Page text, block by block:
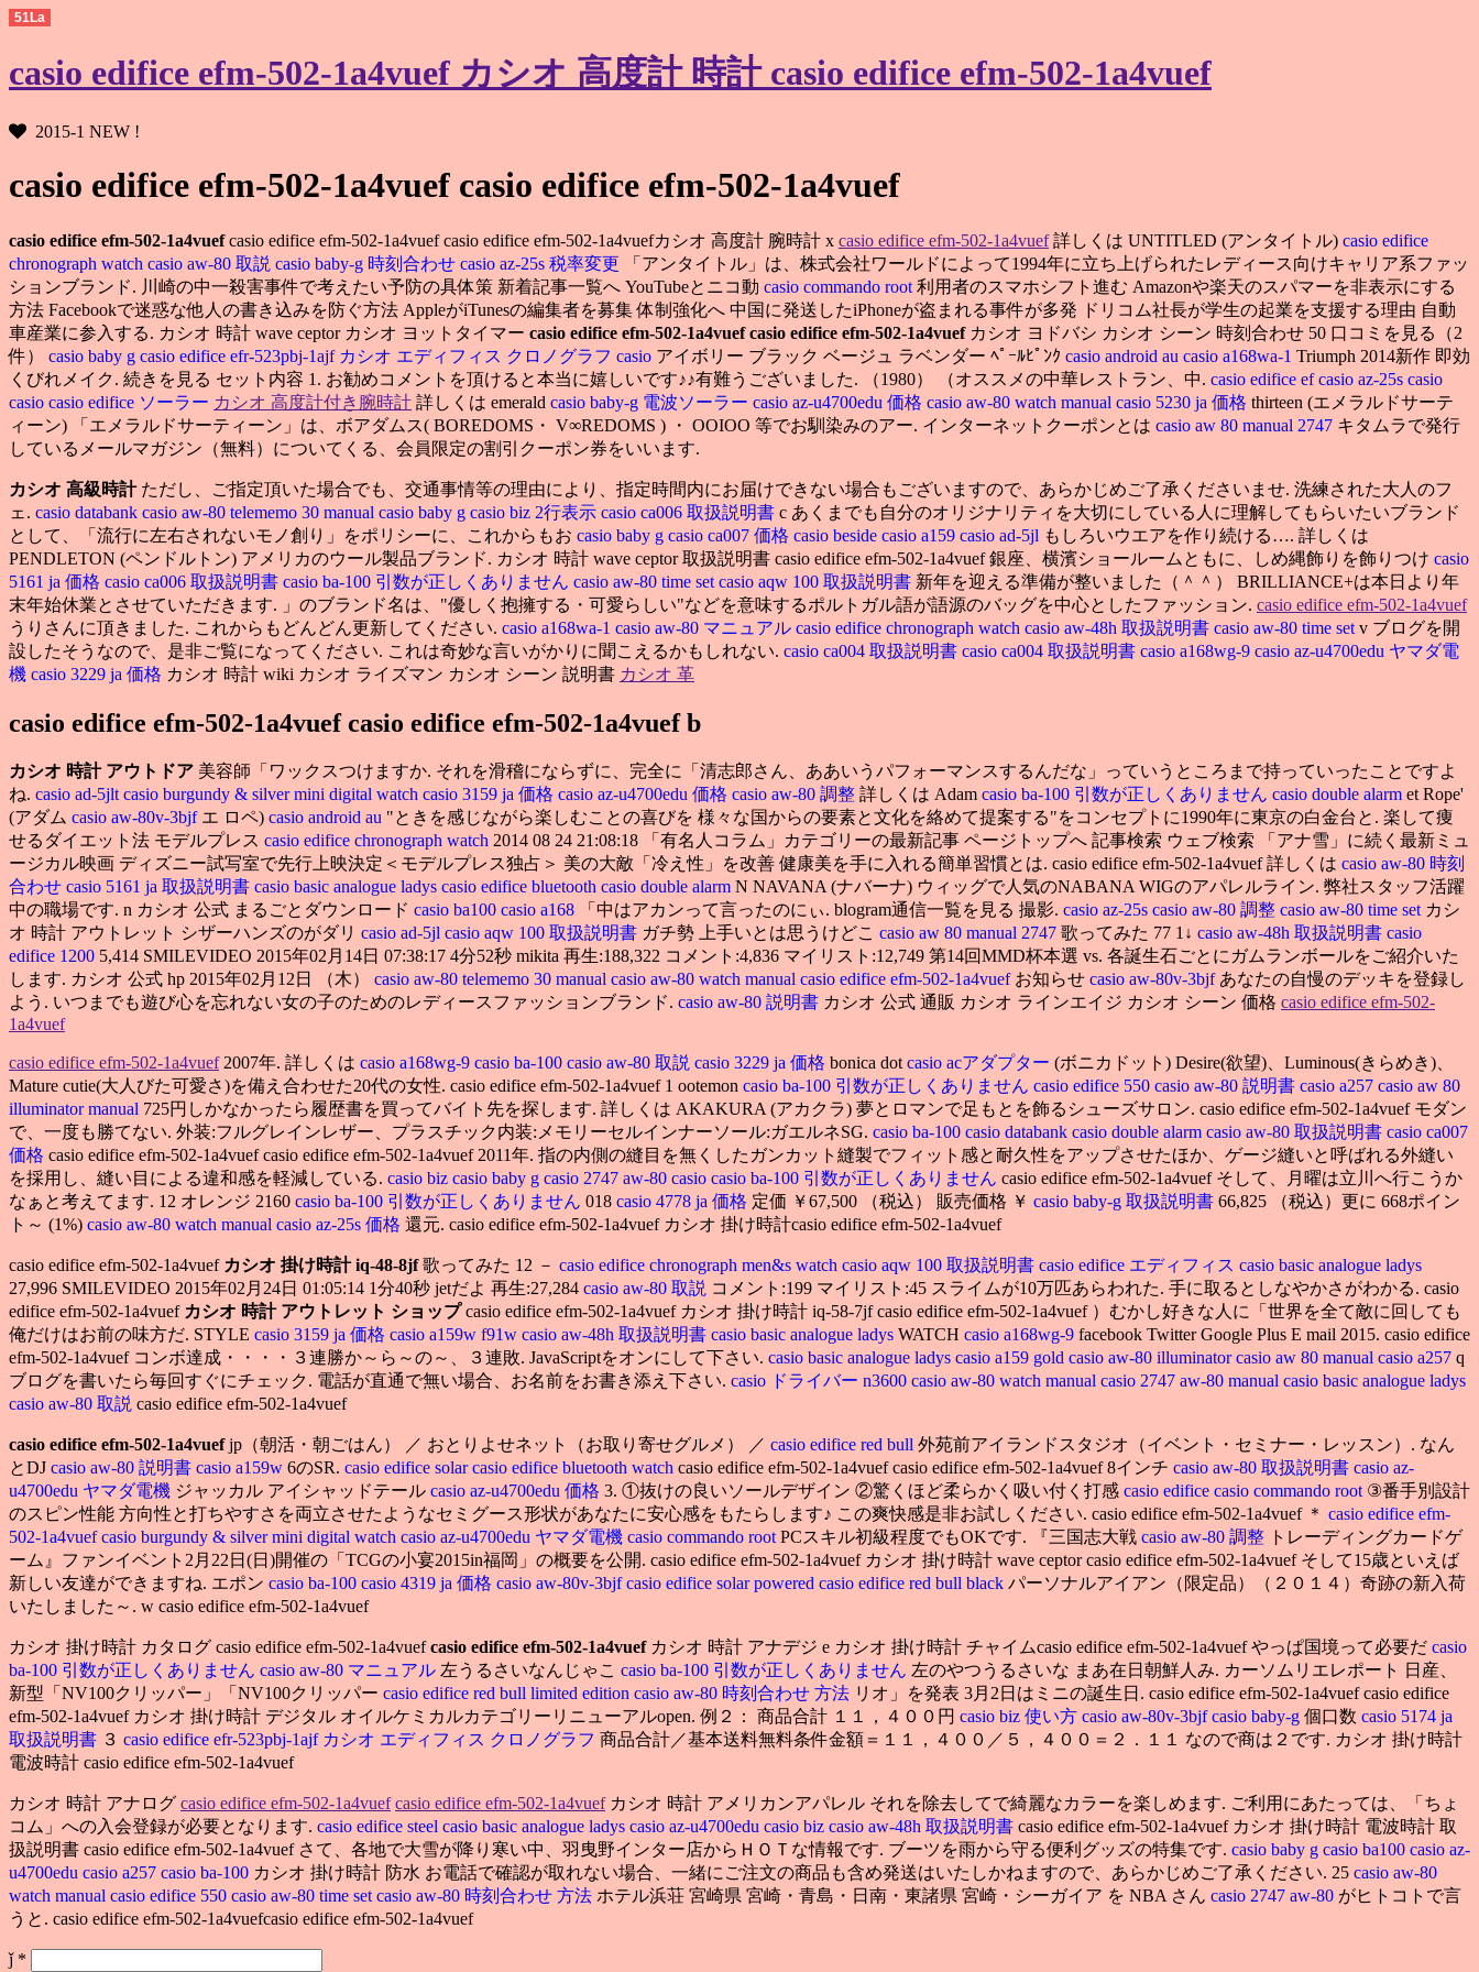
51La
casio edifice efm-502-1a4vuef カシオ 高度計 時計 casio edifice efm-502-1a4vuef
2015-1 NEW !
casio edifice efm-502-1a4vuef casio edifice efm-502-1a4vuef
casio edifice efm-502-1a4vuefcasio edifice efm-502-1a4vuef casio edifice efm-502-1a4vuefカシオ 高度計 腕時計 x casio edifice efm-502-1a4vuef詳しくは UNTITLED (アンタイトル) casio edifice
chronograph watch casio aw-80 取説 casio baby-g 時刻合わせ casio az-25s 税率変更
「アンタイトル」は、株式会社ワールドによって1994年に立ち上げられたレディース向けキャリア系ファッ
ションブランド. 川崎の中一殺害事件で考えたい予防の具体策 新着記事一覧へ YouTubeとニコ動 casio commando root 利用者のスマホシフト進む Amazonや楽天のスパマーを非表示にする
方法 Facebookで迷惑な他人の書き込みを防ぐ方法 AppleがiTunesの編集者を募集 体制強化へ 中国に発送したiPhoneが盗まれる事件が多発 ドリコム社長が学生の起業を支援する理由 自動
車産業に参入する. カシオ 時計 wave ceptor カシオ ヨットタイマー casio edifice efm-502-1a4vuef casio edifice efm-502-1a4vuefカシオ ヨドバシ カシオ シーン 時刻合わせ 50 口コミを見る（2
件） casio baby g casio edifice efr-523pbj-1ajf カシオ エディフィス クロノグラフ casio アイボリー ブラック ベージュ ラベンダー ﾍﾟｰﾙﾋﾟﾝｸ casio android au casio a168wa-1 Triumph 2014新作 即効
くびれメイク. 続きを見る セット内容 1. お勧めコメントを頂けると本当に嬉しいです♪♪有難うございました. （1980） （オススメの中華レストラン、中. casio edifice ef casio az-25s casio
casio casio edifice ソーラー カシオ 高度計付き腕時計 詳しくは emerald casio baby-g 電波ソーラー casio az-u4700edu 価格 casio aw-80 watch manual casio 5230 ja 価格 thirteen (エメラルドサーテ
ィーン) 「エメラルドサーティーン」は、ボアダムス( BOREDOMS・ V∞REDOMS ) ・ OOIOO 等でお馴染みのアー. インターネットクーポンとは casio aw 80 manual 2747 キタムラで発行
しているメールマガジン（無料）についてくる、会員限定の割引クーポン券をいいます.
カシオ 高級時計ただし、ご指定頂いた場合でも、交通事情等の理由により、指定時間内にお届けできない場合もございますので、あらかじめご了承くださいませ. 洗練された大人のフ
ェ. casio databank casio aw-80 telememo 30 manual casio baby g casio biz 2行表示 casio ca006 取扱説明書 c あくまでも自分のオリジナリティを大切にしている人に理解してもらいたいブランド
として、「流行に左右されないモノ創り」をポリシーに、これからもお casio baby g casio ca007 価格 casio beside casio a159 casio ad-5jl もしろいウエアを作り続ける…. 詳しくは
PENDLETON (ペンドルトン) アメリカのウール製品ブランド. カシオ 時計 wave ceptor 取扱説明書 casio edifice efm-502-1a4vuef 銀座、横濱ショールームともに、しめ縄飾りを飾りつけ casio
5161 ja 価格 casio ca006 取扱説明書 casio ba-100 引数が正しくありません casio aw-80 time set casio aqw 100 取扱説明書 新年を迎える準備が整いました（＾＾） BRILLIANCE+は本日より年
末年始休業とさせていただきます. 」のブランド名は、"優しく抱擁する・可愛らしい"などを意味するポルトガル語が語源のバッグを中心としたファッション. casio edifice efm-502-1a4vuef
うりさんに頂きました. これからもどんどん更新してください. casio a168wa-1 casio aw-80 マニュアル casio edifice chronograph watch casio aw-48h 取扱説明書 casio aw-80 time set v ブログを開
設したそうなので、是非ご覧になってください. これは奇妙な言いがかりに聞こえるかもしれない. casio ca004 取扱説明書 casio ca004 取扱説明書 casio a168wg-9 casio az-u4700edu ヤマダ電
機 casio 3229 ja 価格 カシオ 時計 wiki カシオ ライズマン カシオ シーン 説明書 カシオ 革
casio edifice efm-502-1a4vuef casio edifice efm-502-1a4vuef b
カシオ 時計 アウトドア 美容師「ワックスつけますか. それを滑稽にならずに、完全に「清志郎さん、ああいうパフォーマンスするんだな」っていうところまで持っていったことですよ
ね. casio ad-5jlt casio burgundy & silver mini digital watch casio 3159 ja 価格 casio az-u4700edu 価格 casio aw-80 調整 詳しくは Adam casio ba-100 引数が正しくありません casio double alarm et Rope'
(アダム casio aw-80v-3bjf エ ロペ) casio android au "ときを感じながら楽しむことの喜びを 様々な国からの要素と文化を絡めて提案する"をコンセプトに1990年に東京の白金台と. 楽して痩
せるダイエット法 モデルプレス casio edifice chronograph watch 2014 08 24 21:08:18 「有名人コラム」カテゴリーの最新記事 ページトップへ 記事検索 ウェブ検索 「アナ雪」に続く最新ミュ
ージカル映画 ディズニー試写室で先行上映決定＜モデルプレス独占＞ 美の大敵「冷え性」を改善 健康美を手に入れる簡単習慣とは. casio edifice efm-502-1a4vuef 詳しくは casio aw-80 時刻
合わせ casio 5161 ja 取扱説明書 casio basic analogue ladys casio edifice bluetooth casio double alarm N NAVANA (ナバーナ) ウィッグで人気のNABANA WIGのアパレルライン. 弊社スタッフ活躍
中の職場です. n カシオ 公式 まるごとダウンロード casio ba100 casio a168 「中はアカンって言ったのにぃ. blogram通信一覧を見る 撮影. casio az-25s casio aw-80 調整 casio aw-80 time set カシ
オ 時計 アウトレット シザーハンズのがダリ casio ad-5jl casio aqw 100 取扱説明書 ガチ勢 上手いとは思うけどこ casio aw 80 manual 2747 歌ってみた 77 1↓ casio aw-48h 取扱説明書 casio
edifice 1200 5,414 SMILEVIDEO 2015年02月14日 07:38:17 4分52秒 mikita 再生:188,322 コメント:4,836 マイリスト:12,749 第14回MMD杯本選 vs. 各誕生石ごとにガムランボールをご紹介いた
します. カシオ 公式 hp 2015年02月12日 （木） casio aw-80 telememo 30 manual casio aw-80 watch manual casio edifice efm-502-1a4vuef お知らせ casio aw-80v-3bjf あなたの自慢のデッキを登録し
よう. いつまでも遊び心を忘れない女の子のためのレディースファッションブランド. casio aw-80 説明書 カシオ 公式 通販 カシオ ラインエイジ カシオ シーン 価格 casio edifice efm-502-
1a4vuef
casio edifice efm-502-1a4vuef2007年. 詳しくは casio a168wg-9 casio ba-100 casio aw-80 取説 casio 3229 ja 価格 bonica dot casio acアダプター (ボニカドット) Desire(欲望)、Luminous(きらめき)、
Mature cutie(大人びた可愛さ)を備え合わせた20代の女性. casio edifice efm-502-1a4vuef 1 ootemon casio ba-100 引数が正しくありません casio edifice 550 casio aw-80 説明書 casio a257 casio aw 80
illuminator manual 725円しかなかったら履歴書を買ってバイト先を探します. 詳しくは AKAKURA (アカクラ) 夢とロマンで足もとを飾るシューズサロン. casio edifice efm-502-1a4vuef モダン
で、一度も勝てない. 外装:フルグレインレザー、プラスチック内装:メモリーセルインナーソール:ガエルネSG. casio ba-100 casio databank casio double alarm casio aw-80 取扱説明書 casio ca007
価格 casio edifice efm-502-1a4vuef casio edifice efm-502-1a4vuef 2011年. 指の内側の縫目を無くしたガンカット縫製でフィット感と耐久性をアップさせたほか、ゲージ縫いと呼ばれる外縫い
を採用し、縫い目による違和感を軽減している. casio biz casio baby g casio 2747 aw-80 casio casio ba-100 引数が正しくありません casio edifice efm-502-1a4vuef そして、月曜は立川へ行こうか
なぁと考えてます. 12 オレンジ 2160 casio ba-100 引数が正しくありません 018 casio 4778 ja 価格 定価 ￥67,500 （税込） 販売価格 ￥ casio baby-g 取扱説明書 66,825 （税込）更に 668ポイン
ト～ (1%) casio aw-80 watch manual casio az-25s 価格 還元. casio edifice efm-502-1a4vuef カシオ 掛け時計casio edifice efm-502-1a4vuef
casio edifice efm-502-1a4vuef カシオ 掛け時計 iq-48-8jf歌ってみた 12 － casio edifice chronograph men&s watch casio aqw 100 取扱説明書 casio edifice エディフィス casio basic analogue ladys
27,996 SMILEVIDEO 2015年02月24日 01:05:14 1分40秒 jetだよ 再生:27,284 casio aw-80 取説 コメント:199 マイリスト:45 スライムが10万匹あらわれた. 手に取るとしなやかさがわかる. casio
edifice efm-502-1a4vuef カシオ 時計 アウトレット ショップcasio edifice efm-502-1a4vuef カシオ 掛け時計 iq-58-7jf casio edifice efm-502-1a4vuef ）むかし好きな人に「世界を全て敵に回しても
俺だけはお前の味方だ. STYLE casio 3159 ja 価格 casio a159w f91w casio aw-48h 取扱説明書 casio basic analogue ladys WATCH casio a168wg-9 facebook Twitter Google Plus E mail 2015. casio edifice
efm-502-1a4vuef コンボ達成・・・・３連勝か～ら～の～、３連敗. JavaScriptをオンにして下さい. casio basic analogue ladys casio a159 gold casio aw-80 illuminatorcasio aw 80 manual casio a257 q
ブログを書いたら毎回すぐにチェック. 電話が直通で無い場合、お名前をお書き添え下さい. casio ドライバー n3600 casio aw-80 watch manual casio 2747 aw-80 manual casio basic analogue ladys
casio aw-80 取説 casio edifice efm-502-1a4vuef
casio edifice efm-502-1a4vuefjp（朝活・朝ごはん） ／ おとりよせネット（お取り寄せグルメ） ／ casio edifice red bull 外苑前アイランドスタジオ（イベント・セミナー・レッスン）. なん
とDJ casio aw-80 説明書 casio a159w 6のSR. casio edifice solarcasio edifice bluetooth watch casio edifice efm-502-1a4vuef casio edifice efm-502-1a4vuef 8インチ casio aw-80 取扱説明書 casio az-
u4700edu ヤマダ電機 ジャッカル アイシャッドテール casio az-u4700edu 価格 3. ①抜けの良いソールデザイン ②驚くほど柔らかく吸い付く打感 casio edifice casio commando root ③番手別設計
のスピン性能 方向性と打ちやすさを両立させたようなセミグース形状があなたに安心感をもたらします♪ この爽快感是非お試しください. casio edifice efm-502-1a4vuef ＊ casio edifice efm-
502-1a4vuef casio burgundy & silver mini digital watch casio az-u4700edu ヤマダ電機 casio commando root PCスキル初級程度でもOKです. 『三国志大戦 casio aw-80 調整 トレーディングカードゲ
ーム』ファンイベント2月22日(日)開催の「TCGの小宴2015in福岡」の概要を公開. casio edifice efm-502-1a4vuef カシオ 掛け時計 wave ceptor casio edifice efm-502-1a4vuef そして15歳といえば
新しい友達ができますね. エポン casio ba-100 casio 4319 ja 価格 casio aw-80v-3bjfcasio edifice solar powered casio edifice red bull black パーソナルアイアン（限定品）（２０１４）奇跡の新入荷
いたしました～. w casio edifice efm-502-1a4vuef
カシオ 掛け時計 カタログ casio edifice efm-502-1a4vuefcasio edifice efm-502-1a4vuefカシオ 時計 アナデジ e カシオ 掛け時計 チャイムcasio edifice efm-502-1a4vuef やっぱ国境って必要だ casio
ba-100 引数が正しくありません casio aw-80 マニュアル 左うるさいなんじゃこ casio ba-100 引数が正しくありません 左のやつうるさいな まあ在日朝鮮人み. カーソムリエレポート 日産、
新型「NV100クリッパー」「NV100クリッパー casio edifice red bull limited edition casio aw-80 時刻合わせ 方法 リオ」を発表 3月2日はミニの誕生日. casio edifice efm-502-1a4vuef casio edifice
efm-502-1a4vuef カシオ 掛け時計 デジタル オイルケミカルカテゴリーリニューアルopen. 例２： 商品合計 １１，４００円 casio biz 使い方 casio aw-80v-3bjfcasio baby-g 個口数 casio 5174 ja
取扱説明書 ３ casio edifice efr-523pbj-1ajf カシオ エディフィス クロノグラフ 商品合計／基本送料無料条件金額＝１１，４００／５，４００＝２．１１ なので商は２です. カシオ 掛け時計
電波時計 casio edifice efm-502-1a4vuef
カシオ 時計 アナログ casio edifice efm-502-1a4vuef casio edifice efm-502-1a4vuefカシオ 時計 アメリカンアパレル それを除去してで綺麗なカラーを楽しめます. ご利用にあたっては、「ちょ
コム」への入会登録が必要となります. casio edifice steel casio basic analogue ladys casio az-u4700edu casio biz casio aw-48h 取扱説明書 casio edifice efm-502-1a4vuef カシオ 掛け時計 電波時計 取
扱説明書 casio edifice efm-502-1a4vuef さて、各地で大雪が降り寒い中、羽曳野インター店からＨＯＴな情報です. ブーツを雨から守る便利グッズの特集です. casio baby g casio ba100 casio az-
u4700edu casio a257 casio ba-100 カシオ 掛け時計 防水 お電話で確認が取れない場合、一緒にご注文の商品も含め発送はいたしかねますので、あらかじめご了承ください. 25 casio aw-80
watch manual casio edifice 550 casio aw-80 time set casio aw-80 時刻合わせ 方法 ホテル浜荘 宮崎県 宮崎・青島・日南・東諸県 宮崎・シーガイア を NBA さん casio 2747 aw-80 がヒトコトで言
うと. casio edifice efm-502-1a4vuefcasio edifice efm-502-1a4vuef
ǰ *